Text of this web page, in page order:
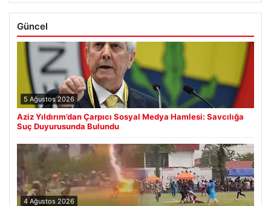
Güncel
5 Ağustos 2026
Aziz Yıldırım’dan Çarpıcı Sosyal Medya Hamlesi: Savcılığa
Suç Duyurusunda Bulundu
4 Ağustos 2026